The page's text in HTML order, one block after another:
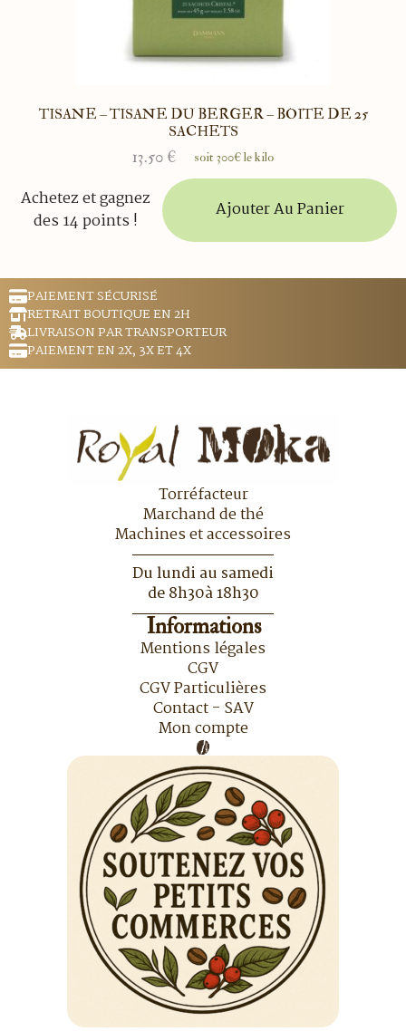
TISANE – TISANE DU BERGER – BOITE DE 25
SACHETS
13.50 € soit 300€ le kilo
Achetez et gagnez
des 14 points !
Ajouter Au Panier
PAIEMENT SÉCURISÉ
RETRAIT BOUTIQUE EN 2H
LIVRAISON PAR TRANSPORTEUR
PAIEMENT EN 2X, 3X ET 4X
Torréfacteur
Marchand de thé
Machines et accessoires
Du lundi au samedi
de 8h30à 18h30
Informations
Mentions légales
CGV
CGV Particulières
Contact - SAV
Mon compte